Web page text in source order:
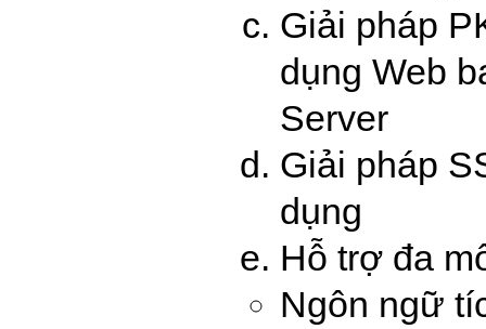
Giải pháp
dụng Web
Server
Giải pháp
dụng
Hỗ trợ đa
Ngôn ngữ